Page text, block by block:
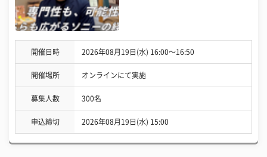
開催日時 2026年08月19日(水) 16:00〜16:50
開催場所 オンラインにて実施
募集人数 300名
申込締切 2026年08月19日(水) 15:00